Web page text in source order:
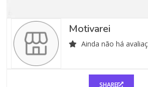
Motivarei
Ainda não há
SHARE